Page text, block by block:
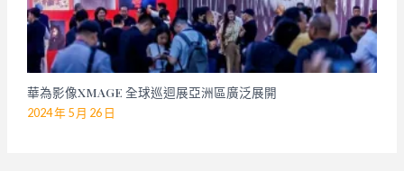
華為影像XMAGE 全球巡迴展亞洲區廣泛展開
2024 年 5 月 26 日